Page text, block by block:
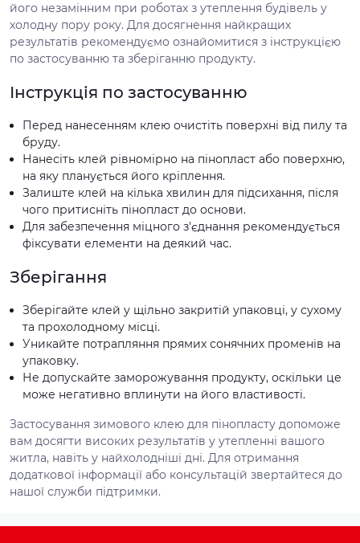
його незамінним при роботах з утеплення будівель у
холодну пору року. Для досягнення найкращих
результатів рекомендуємо ознайомитися з інструкцією
по застосуванню та зберіганню продукту.
Інструкція по застосуванню
Перед нанесенням клею очистіть поверхні від пилу та
бруду.
Нанесіть клей рівномірно на пінопласт або поверхню,
на яку планується його кріплення.
Залиште клей на кілька хвилин для підсихання, після
чого притисніть пінопласт до основи.
Для забезпечення міцного з'єднання рекомендується
фіксувати елементи на деякий час.
Зберігання
Зберігайте клей у щільно закритій упаковці, у сухому
та прохолодному місці.
Уникайте потрапляння прямих сонячних променів на
упаковку.
Не допускайте заморожування продукту, оскільки це
може негативно вплинути на його властивості.
Застосування зимового клею для пінопласту допоможе
вам досягти високих результатів у утепленні вашого
житла, навіть у найхолодніші дні. Для отримання
додаткової інформації або консультацій звертайтеся до
нашої служби підтримки.